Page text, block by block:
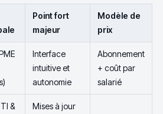
Point fort
majeur
Modèle de
prix
Interface
intuitive et
autonomie
Abonnement
+ coût par
salarié
&
Mises à jour